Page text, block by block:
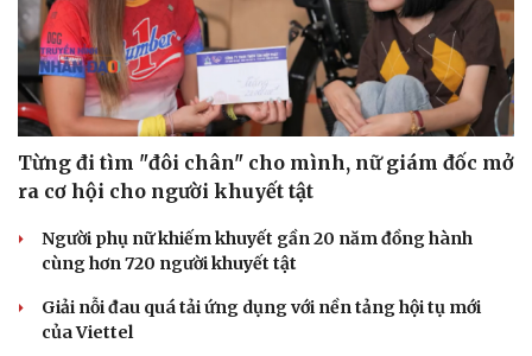
Từng đi tìm "đôi chân" cho mình, nữ giám đốc mở
ra cơ hội cho người khuyết tật
Người phụ nữ khiếm khuyết gần 20 năm đồng hành
cùng hơn 720 người khuyết tật
Giải nỗi đau quá tải ứng dụng với nền tảng hội tụ mới
của Viettel